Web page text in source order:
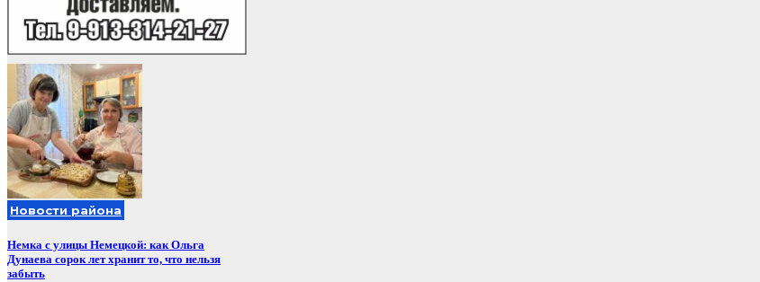
Новости района
Немка с улицы Немецкой: как Ольга
Дунаева сорок лет хранит то, что нельзя
забыть